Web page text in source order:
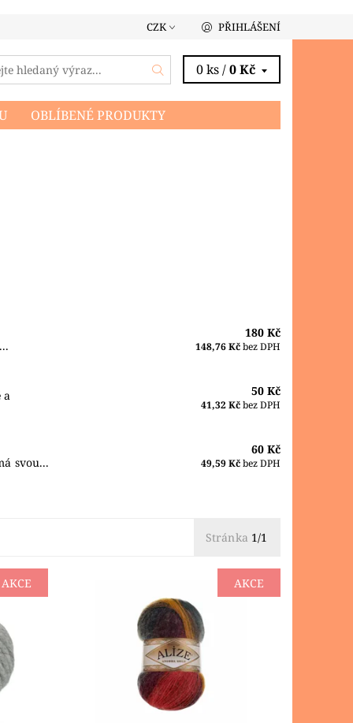
CZK PŘIHLÁŠENÍ
0 ks /0 Kč
OBLÍBENÉ PRODUKTY
180 Kč
148,76 Kčbez DPH
a
50 Kč
41,32 Kčbez DPH
svou...
60 Kč
49,59 Kčbez DPH
Stránka 1/1
AKCE
AKCE
POUZE DO VYPRODÁNÍ ZÁSOB!!!
Slabší samovzorovací příze s vlnou,
vhodná především na svetříky, šátky
Skladem 1 ks
ALIZE